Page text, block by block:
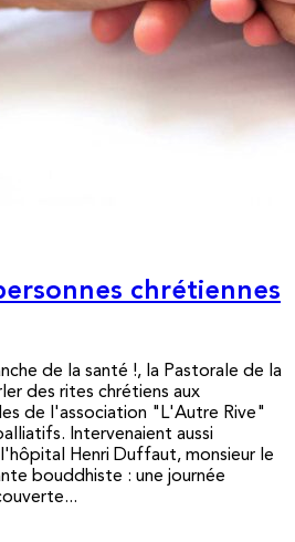
chrétiennes
de la santé !, la Pastorale de la
des rites chrétiens aux
de l'association "L'Autre Rive"
Intervenaient aussi
Henri Duffaut, monsieur le
bouddhiste : une journée